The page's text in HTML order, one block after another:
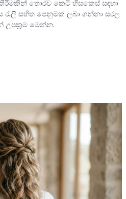
තොරව කෙටි හිසකෙස් සඳහා
සහිත පෙනුමක් ලබා ගන්නා සරල
උපක්‍රම මෙන්න.